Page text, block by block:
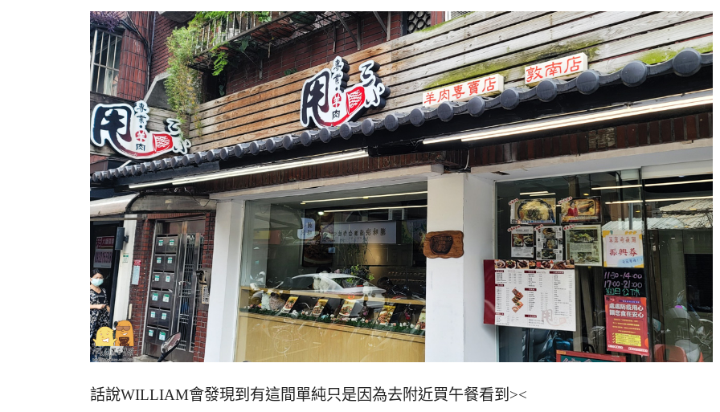
話說WILLIAM會發現到有這間單純只是因為去附近買午餐看到><